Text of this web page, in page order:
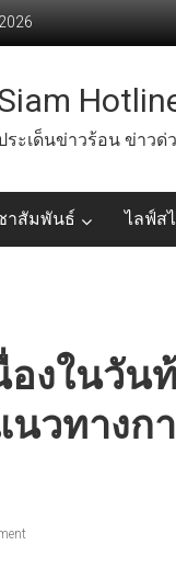
ระเด็นข่าวร้อน ข่าวด่
าสัมพันธ์ ไลฟ์ส
งในวัน
วทางก